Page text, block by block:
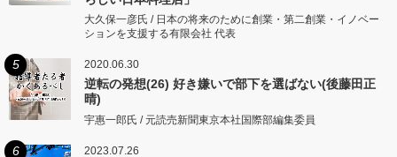
大久保一彦氏 / 日本の将来のために創業・第二創業・イノベー
ションを支援する有限会社 代表
5 2020.06.30
逆転の発想(26) 好き嫌いで部下を選ばない(後藤田正
晴)
宇惠一郎氏 / 元読売新聞東京本社国際部編集委員
6 2023.07.26